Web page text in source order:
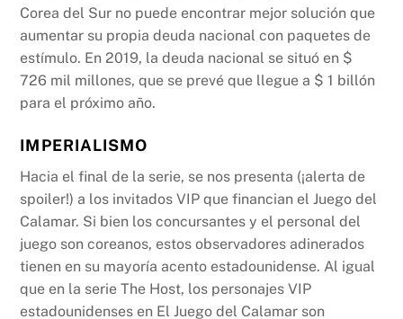
Corea del Sur no puede encontrar mejor solución que
aumentar su propia deuda nacional con paquetes de
estímulo. En 2019, la deuda nacional se situó en $
726 mil millones, que se prevé que llegue a $ 1 billón
para el próximo año.
IMPERIALISMO
Hacia el final de la serie, se nos presenta (¡alerta de
spoiler!) a los invitados VIP que financian el Juego del
Calamar. Si bien los concursantes y el personal del
juego son coreanos, estos observadores adinerados
tienen en su mayoría acento estadounidense. Al igual
que en la serie The Host, los personajes VIP
estadounidenses en El Juego del Calamar son